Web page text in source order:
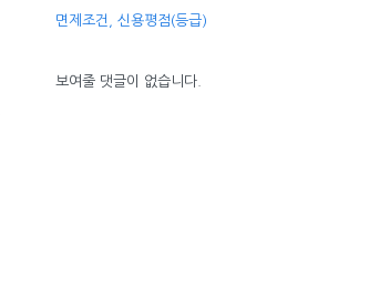
면제조건, 신용평점(등급)
보여줄 댓글이 없습니다.